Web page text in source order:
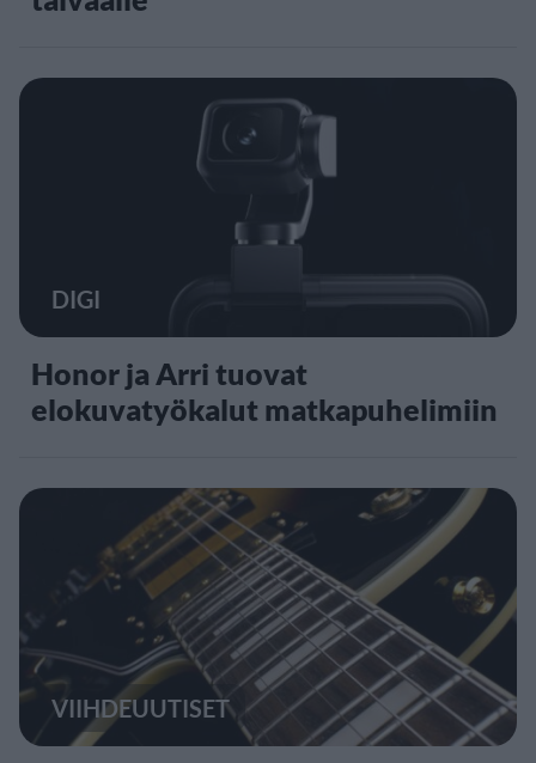
DIGI
Honor ja Arri tuovat
elokuvatyökalut matkapuhelimiin
VIIHDEUUTISET